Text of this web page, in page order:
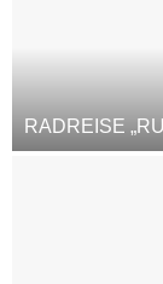
RADREISE